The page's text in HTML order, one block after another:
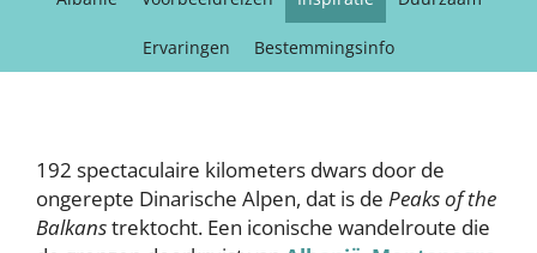
Ervaringen Bestemmingsinfo
192 spectaculaire kilometers dwars door de
ongerepte Dinarische Alpen, dat is de Peaks of the
Balkanstrektocht. Een iconische wandelroute die